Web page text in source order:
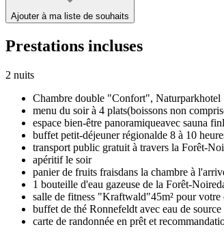
Ajouter à ma liste de souhaits
Prestations incluses
2 nuits
Chambre double "Confort", Naturparkhotel
menu du soir à 4 plats(boissons non
espace bien-être panoramiqueavec sauna
buffet petit-déjeuner régionalde 8 à 10
transport public gratuit à travers la Forêt-
apéritif le soir
panier de fruits fraisdans la chambre à
1 bouteille d'eau gazeuse de la Forêt-Noire
salle de fitness "Kraftwald"45m² pour votre
buffet de thé Ronnefeldt avec eau de
carte de randonnée en prêt et